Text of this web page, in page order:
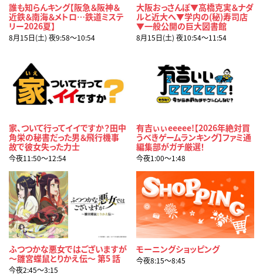
誰も知らんキング【阪急＆阪神＆
近鉄＆南海＆メトロ…鉄道ミステ
リー2026夏】
8月15日(土) 夜9:58〜10:54
大阪おっさんぽ▼高橋克実＆ナダ
ルと近大へ▼学内の(秘)寿司店
▼一般公開の巨大図書館
8月15日(土) 夜10:54〜11:54
家、ついて行ってイイですか？田中
角栄の秘書だった男＆飛行機事
故で彼女失った力士
今夜11:50〜12:54
有吉ぃぃeeeee!【2026年絶対買
うべきゲームランキング】ファミ通
編集部がガチ厳選！
今夜1:00〜1:48
ふつつかな悪女ではございますが
～雛宮蝶鼠とりかえ伝～ 第5 話
今夜2:45〜3:15
モーニングショッピング
今夜8:15〜8:45